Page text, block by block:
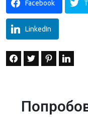
Facebook
LinkedIn